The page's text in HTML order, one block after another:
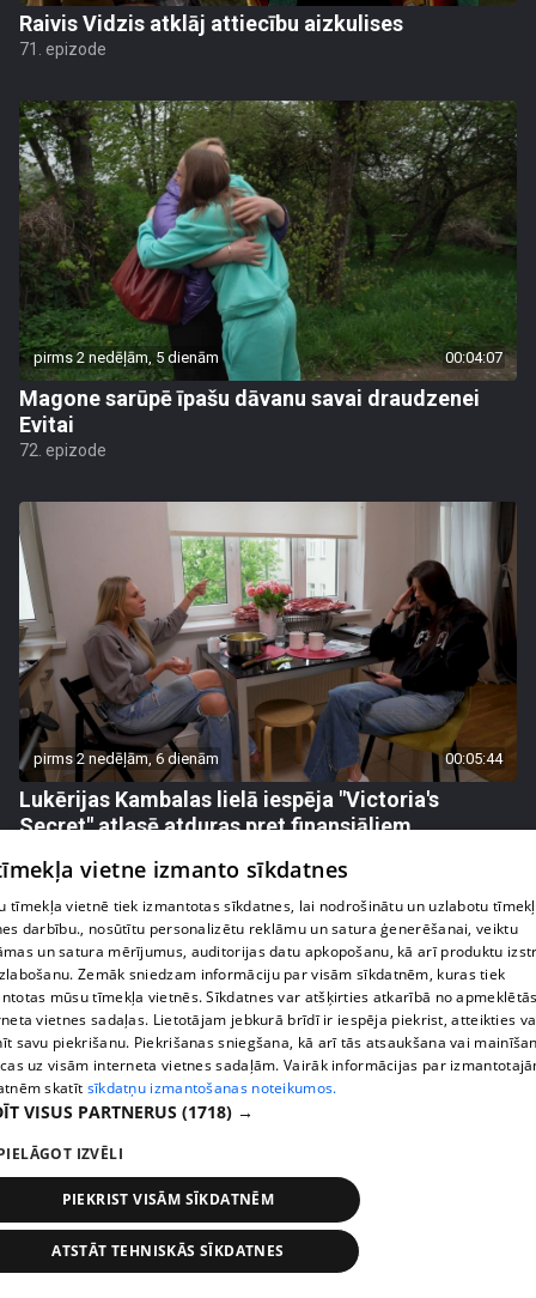
Raivis Vidzis atklāj attiecību aizkulises
71. epizode
pirms 2 nedēļām, 5 dienām 00:04:07
Magone sarūpē īpašu dāvanu savai draudzenei
Evitai
72. epizode
pirms 2 nedēļām, 6 dienām 00:05:44
Lukērijas Kambalas lielā iespēja "Victoria's
Secret" atlasē atduras pret finansiāliem
71. epizode
pirms 2 nedēļām, 6 dienām
Margarita Kolosova atklāti par dronu radīto
nedrošības sajūtu Latgalē
72. epizode
vietne izmanto sīkdatnes
tīmekļa vietnē tiek izmantotas sīkdatnes, lai nodrošinātu un uzlabotu
darbību., nosūtītu personalizētu reklāmu un satura ģenerēšanai, veiktu
un satura mērījumus, auditorijas datu apkopošanu, kā arī produktu
Zemāk sniedzam informāciju par visām sīkdatnēm, kuras tiek
mūsu tīmekļa vietnēs. Sīkdatnes var atšķirties atkarībā no
vietnes sadaļas. Lietotājam jebkurā brīdī ir iespēja piekrist, atteikties
savu piekrišanu. Piekrišanas sniegšana, kā arī tās atsaukšana vai
uz visām interneta vietnes sadaļām. Vairāk informācijas par
skatīt sīkdatņu izmantošanas noteikumos.
VISUS PARTNERUS (1718) →
IZVĒLI
PIEKRIST VISĀM SĪKDATNĒM
ATSTĀT TEHNISKĀS SĪKDATNES